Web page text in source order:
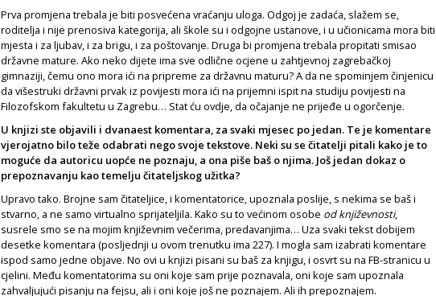
Prva promjena trebala je biti posvećena vraćanju uloga. Odgoj je zadaća, slažem se,
roditelja i nije prenosiva kategorija, ali škole su i odgojne ustanove, i u učionicama mora biti
mjesta i za ljubav, i za brigu, i za poštovanje. Druga bi promjena trebala propitati smisao
državne mature. Ako neko dijete ima sve odlične ocjene u zahtjevnoj zagrebačkoj
gimnaziji, čemu ono mora ići na pripreme za državnu maturu? A da ne spominjem činjenicu
da višestruki državni prvak iz povijesti mora ići na prijemni ispit na studiju povijesti na
Filozofskom fakultetu u Zagrebu… Stat ću ovdje, da očajanje ne prijeđe u ogorčenje.
U knjizi ste objavili i dvanaest komentara, za svaki mjesec po jedan. Te je komentare
vjerojatno bilo teže odabrati nego svoje tekstove. Neki su se čitatelji pitali kako je to
moguće da autoricu uopće ne poznaju, a ona piše baš o njima. Još jedan dokaz o
prepoznavanju kao temelju čitateljskog užitka?
Upravo tako. Brojne sam čitateljice, i komentatorice, upoznala poslije, s nekima se baš i
stvarno, a ne samo virtualno sprijateljila. Kako su to većinom osobe od književnosti,
susrele smo se na mojim književnim večerima, predavanjima… Uza svaki tekst dobijem
desetke komentara (posljednji u ovom trenutku ima 227). I mogla sam izabrati komentare
ispod samo jedne objave. No ovi u knjizi pisani su baš za knjigu, i osvrt su na FB-stranicu u
cjelini. Među komentatorima su oni koje sam prije poznavala, oni koje sam upoznala
zahvaljujući pisanju na fejsu, ali i oni koje još ne poznajem. Ali ih prepoznajem.